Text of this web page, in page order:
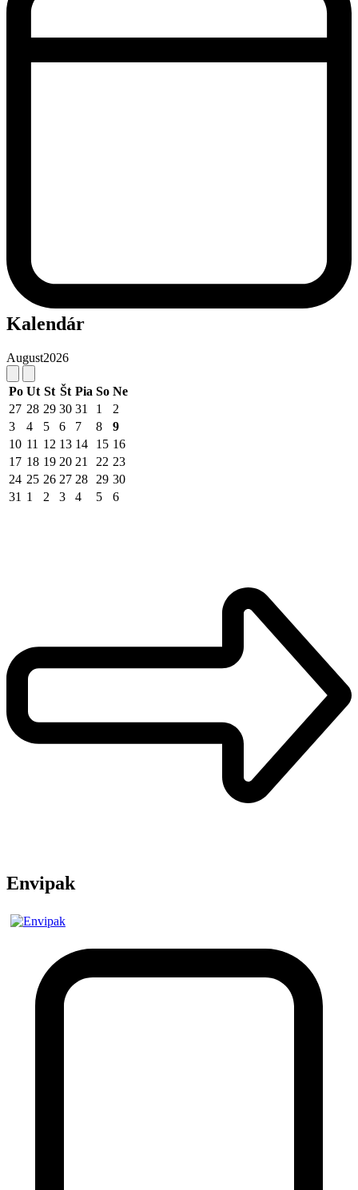
Kalendár
August2026
Po Ut St Št Pia So Ne
27 28 29 30 31 1
2
3
4 5 6 7 8
9
10 11 12 13 14 15 16
17 18 19 20 21 22 23
24 25 26 27 28 29 30
31 1 2 3 4 5 6
Envipak